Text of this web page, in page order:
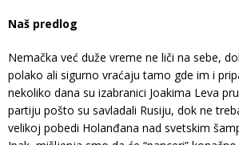
Naš predlog
Nemačka već duže vreme ne liči na sebe,
polako ali sigurno vraćaju tamo gde im i
nekoliko dana su izabranici Joakima Leva
partiju pošto su savladali Rusiju, dok ne
velikoj pobedi Holanđana nad svetskim